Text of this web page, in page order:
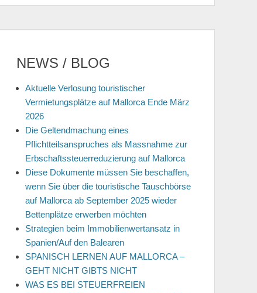
NEWS / BLOG
Aktuelle Verlosung touristischer
Vermietungsplätze auf Mallorca Ende März
2026
Die Geltendmachung eines
Pflichtteilsanspruches als Massnahme zur
Erbschaftssteuerreduzierung auf Mallorca
Diese Dokumente müssen Sie beschaffen,
wenn Sie über die touristische Tauschbörse
auf Mallorca ab September 2025 wieder
Bettenplätze erwerben möchten
Strategien beim Immobilienwertansatz in
Spanien/Auf den Balearen
SPANISCH LERNEN AUF MALLORCA –
GEHT NICHT GIBTS NICHT
WAS ES BEI STEUERFREIEN